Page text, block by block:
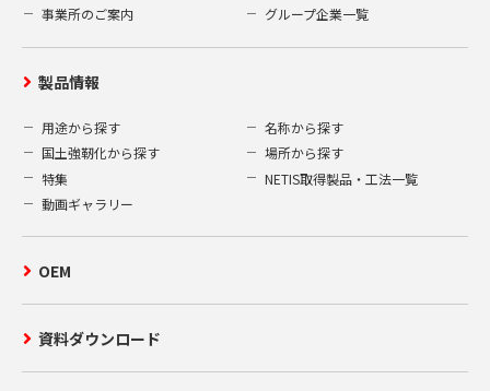
事業所のご案内
グループ企業一覧
製品情報
用途から探す
名称から探す
国土強靭化から探す
場所から探す
特集
NETIS取得製品・工法一覧
動画ギャラリー
OEM
資料ダウンロード